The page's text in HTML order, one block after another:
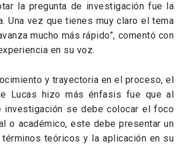
la pregunta de investigación fue la
Una vez que tienes muy claro el tema
mucho más rápido”, comentó con
en su voz.
y trayectoria en el proceso, el
Lucas hizo más énfasis fue que al
investigación se debe colocar el foco
o académico, este debe presentar un
teóricos y la aplicación en su